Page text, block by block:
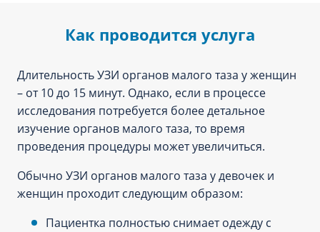
Как проводится услуга
Длительность УЗИ органов малого таза у женщин
– от 10 до 15 минут. Однако, если в процессе
исследования потребуется более детальное
изучение органов малого таза, то время
проведения процедуры может увеличиться.
Обычно УЗИ органов малого таза у девочек и
женщин проходит следующим образом:
Пациентка полностью снимает одежду с